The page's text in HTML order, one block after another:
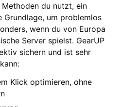
du nutzt, ein
um problemlos
wenn du von Europa
Server spielst. GearUP
sichern und ist sehr
Klick optimieren, ohne